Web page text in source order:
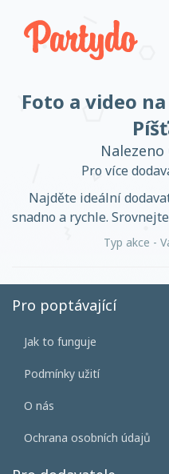
Foto a video
Pro více
Najděte ideální
snadno a rychle.
Typ akce -
Pro poptávající
Jak to funguje
Podmínky užití
O nás
Ochrana osobních údajů